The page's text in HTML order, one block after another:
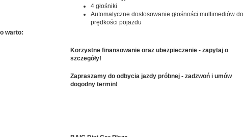
4 głośniki
Automatyczne dostosowanie głośności multimediów do
prędkości pojazdu
warto:
Korzystne finansowanie oraz ubezpieczenie - zapytaj o
szczegóły!
Zapraszamy do odbycia jazdy próbnej - zadzwoń i umów
dogodny termin!